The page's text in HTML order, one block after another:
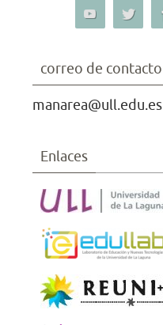
correo de contacto
manarea@ull.edu.es
Enlaces